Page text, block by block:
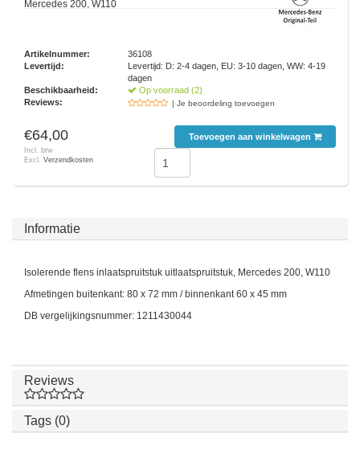
Mercedes 200, W110
Artikelnummer:
36108
Levertijd:
Levertijd: D: 2-4 dagen, EU: 3-10 dagen, WW: 4-19
dagen
Beschikbaarheid:
Op voorraad (2)
Reviews:
| Je beoordeling toevoegen
€64,00
Incl. btw
Excl. Verzendkosten
Toevoegen aan winkelwagen
Informatie
Isolerende flens inlaatspruitstuk uitlaatspruitstuk, Mercedes 200, W110
Afmetingen buitenkant: 80 x 72 mm / binnenkant 60 x 45 mm
DB vergelijkingsnummer: 1211430044
Reviews
Tags (0)